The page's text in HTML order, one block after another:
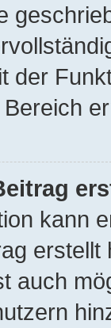
der
kann
auch